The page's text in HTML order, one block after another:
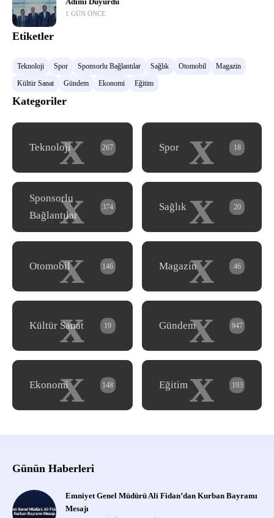
Adımı Duyurdu
1 GÜN ÖNCE
Etiketler
Teknoloji Spor Sponsorlu Bağlantılar Sağlık Otomobil
Magazin
Kültür Sanat
Gündem Ekonomi Eğitim
Kategoriler
x
Teknoloji 267 x
Spor 18
x
Sponsorlu
Bağlantılar
374 x
Sağlık 20
x
Otomobil 146 x
Magazin 46
x
Kültür Sanat 19 x
Gündem 947
x
Ekonomi 148 x
Eğitim 193
Günün Haberleri
Emniyet Genel Müdürü Ali Fidan’dan Kurban Bayramı
Mesajı